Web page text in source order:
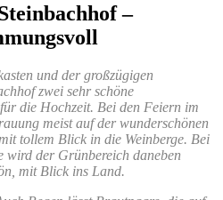
–
und der großzügigen
zwei sehr schöne
die Hochzeit. Bei den Feiern im
meist auf der wunderschönen
tollem Blick in die Weinberge. Bei
wird der Grünbereich daneben
mit Blick ins Land.